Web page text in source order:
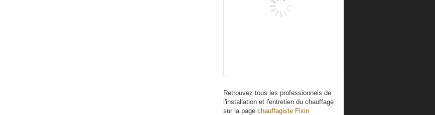
Retrouvez tous les professionnels de
l'installation et l'entretien du chauffage
sur la page chauffagiste Fixin